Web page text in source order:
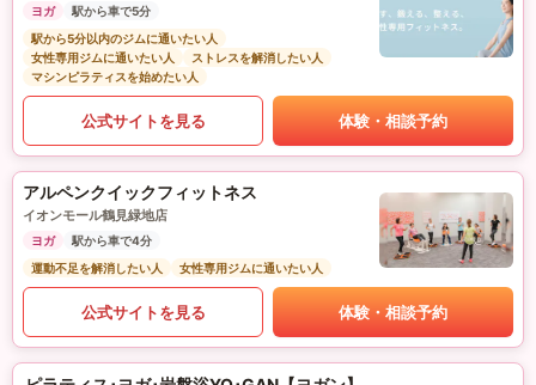
ヨガ
駅から車で5分
駅から5分以内のジムに通いたい人
女性専用ジムに通いたい人
ストレスを解消したい人
マシンピラティスを始めたい人
公式サイトを見る 体験・相談予約
アルペンクイックフィットネス
イオンモール鶴見緑地店
ヨガ
駅から車で4分
運動不足を解消したい人
女性専用ジムに通いたい人
公式サイトを見る 体験・相談予約